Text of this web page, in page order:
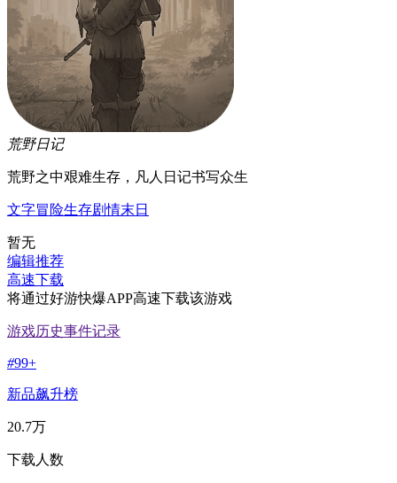
荒野日记
荒野之中艰难生存，凡人日记书写众生
文字冒险生存剧情末日
暂无
编辑推荐
高速下载
将通过好游快爆APP高速下载该游戏
游戏历史事件记录
#99+
新品飙升榜
20.7万
下载人数